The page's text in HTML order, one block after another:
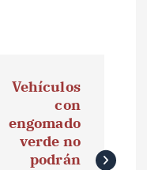
Vehículos
con
engomado
verde no
podrán